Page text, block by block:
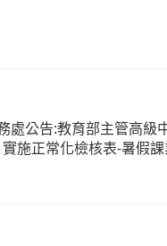
處公告:教育部主管高級
實施正常化檢核表-暑假